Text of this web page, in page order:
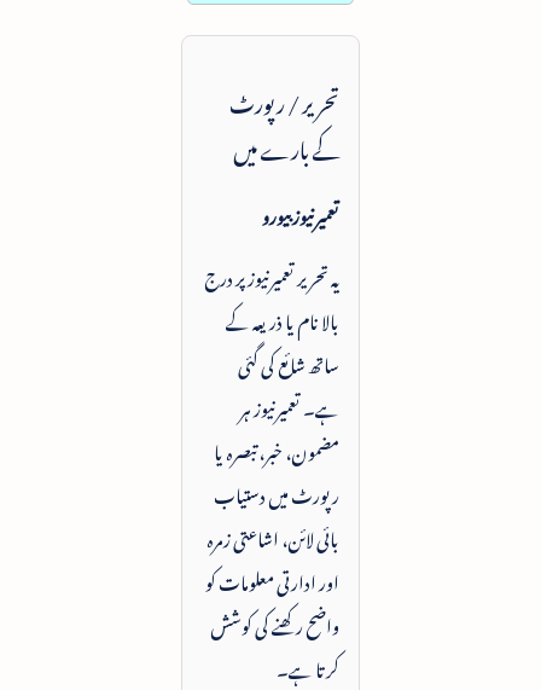
تحریر / رپورٹ
کے بارے میں
تعمیرنیوز بیورو
یہ تحریر تعمیرنیوز پر درج
بالا نام یا ذریعہ کے
ساتھ شائع کی گئی
ہے۔ تعمیرنیوز ہر
مضمون، خبر، تبصرہ یا
رپورٹ میں دستیاب
بائی لائن، اشاعتی زمرہ
اور ادارتی معلومات کو
واضح رکھنے کی کوشش
کرتا ہے۔